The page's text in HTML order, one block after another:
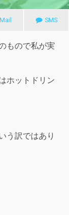
Mail SMS
もので私が実
ホットドリン
う訳ではあり